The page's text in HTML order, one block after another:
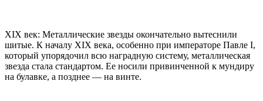
XIX век: Металлические звезды окончательно вытеснили
шитые. К началу XIX века, особенно при императоре Павле I,
который упорядочил всю наградную систему, металлическая
звезда стала стандартом. Ее носили привинченной к мундиру
на булавке, а позднее — на винте.